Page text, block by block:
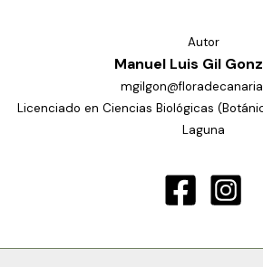
Autor
Manuel Luis Gil
Licenciado en Ciencias Biológicas
Laguna